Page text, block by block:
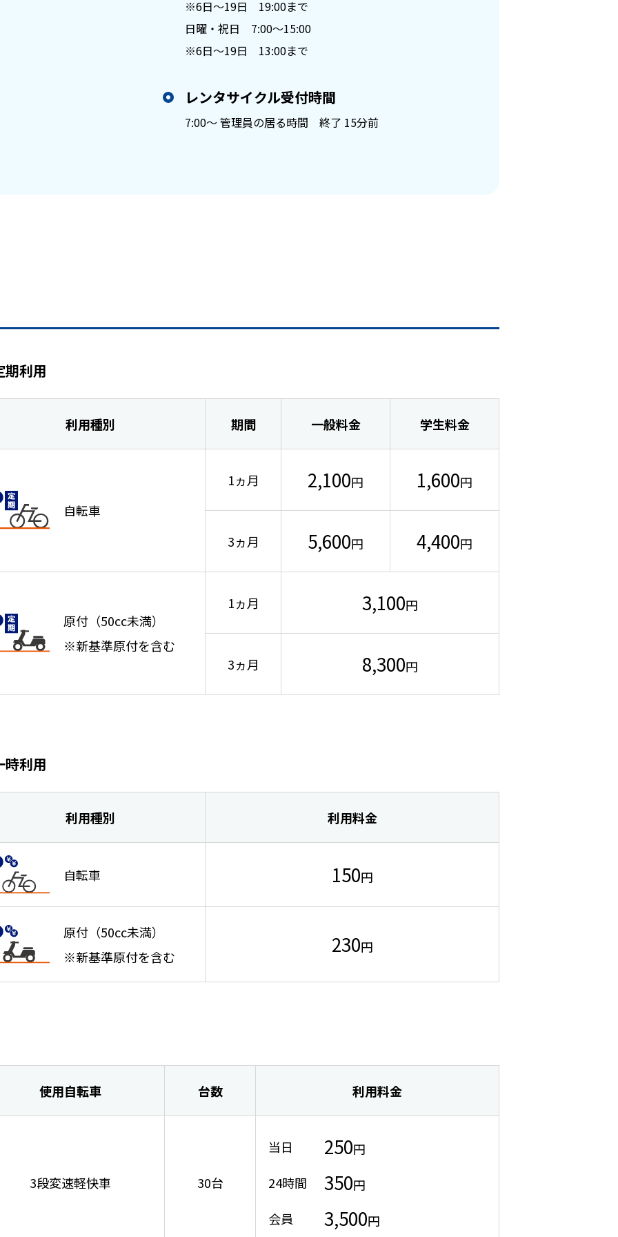
※6日〜19日 19:00まで
日曜・祝日 7:00～15:00
※6日〜19日 13:00まで
レンタサイクル受付時間
7:00～ 管理員の居る時間 終了 15分前
期利用
利用種別 期間 一般料金 学生料金
自転車
1ヵ月 2,100円 1,600円
3ヵ月 5,600円 4,400円
原付（50cc未満）
※新基準原付を含む
1ヵ月 3,100円
3ヵ月 8,300円
時利用
利用種別 利用料金
自転車 150円
原付（50cc未満）
※新基準原付を含む
230円
使用自転車 台数 利用料金
3段変速軽快車 30台
当日 250円
24時間
350円
会員
3,500円